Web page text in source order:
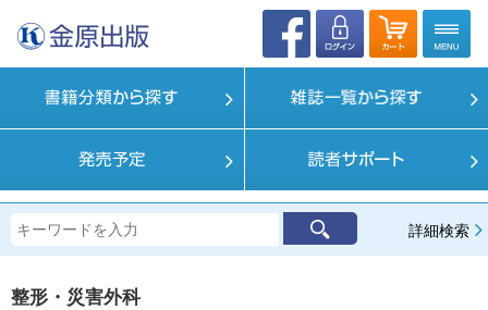
詳細検索
整形・災害外科